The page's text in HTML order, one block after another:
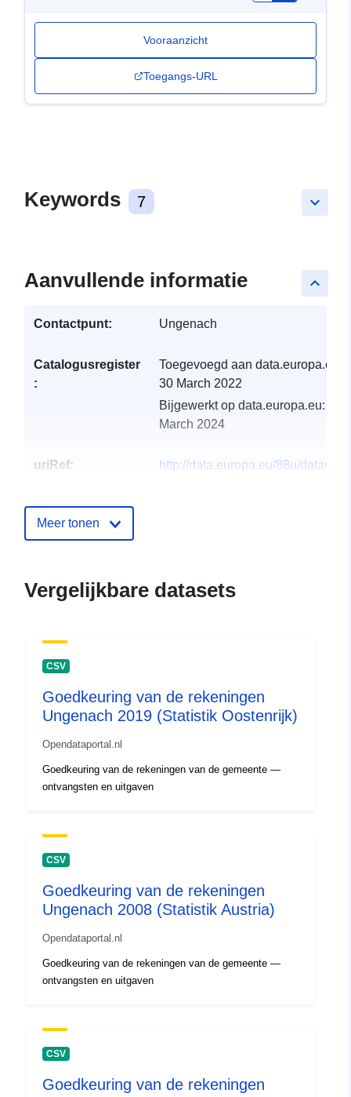
Vooraanzicht
Toegangs-URL
keyboard_arrow_down
Keywords 7
keyboard_arrow_up
Aanvullende informatie
Contactpunt: Ungenach
Catalogusregister
:
Toegevoegd aan data.europa.eu:
30 March 2022
Bijgewerkt op data.europa.eu:
March 2024
uriRef:
http://data.europa.eu/88u/
Meer tonen
Vergelijkbare datasets
CSV
Goedkeuring van de rekeningen
Ungenach 2019 (Statistik Oostenrijk)
Opendataportal.nl
Goedkeuring van de rekeningen van de gemeente —
ontvangsten en uitgaven
CSV
Goedkeuring van de rekeningen
Ungenach 2008 (Statistik Austria)
Opendataportal.nl
Goedkeuring van de rekeningen van de gemeente —
ontvangsten en uitgaven
CSV
Goedkeuring van de rekeningen